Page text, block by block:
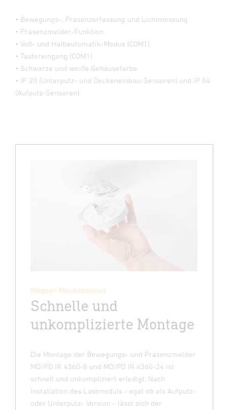
• Bewegungs-, Präsenzerfassung und Lichtmessung
• Präsenzmelder-Funktion
• Voll- und Halbautomatik-Modus (COM1)
• Tastereingang (COM1)
• Schwarze und weiße Gehäusefarbe
• IP 20 (Unterputz- und Deckeneinbau-Sensoren) und IP 54
(Aufputz-Sensoren)
Magnet-Mechanismus
Schnelle und
unkomplizierte Montage
Die Montage der Bewegungs- und Präsenzmelder
MD/PD IR 4360-8 und MD/PD IR 4360-24 ist
schnell und unkompliziert erledigt. Nach
Installation des Lastmoduls - egal ob als Aufputz-
oder Unterputz- Version - lässt sich der